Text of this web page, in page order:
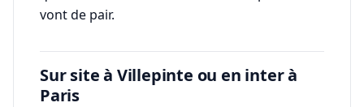
vont de pair.
Sur site à Villepinte ou en inter à
Paris